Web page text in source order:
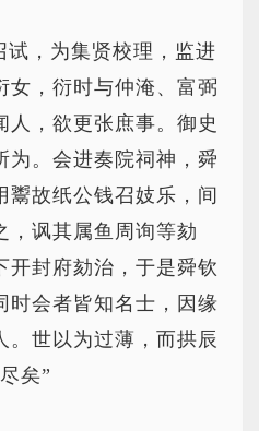
试，为集贤校理，监进
女，衍时与仲淹、富弼
人，欲更张庶事。御史
为。会进奏院祠神，舜
鬻故纸公钱召妓乐，间
，讽其属鱼周询等劾
开封府劾治，于是舜钦
时会者皆知名士，因缘
。世以为过薄，而拱辰
矣”